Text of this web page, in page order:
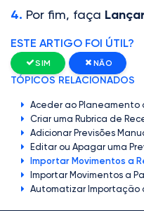
TÓPICOS RELACIONADOS
Aceder ao Planeamento
Criar uma Rubrica de
Adicionar Previsões
Editar ou Apagar uma
Importar Movimentos a
Importar Movimentos a
Automatizar Importação
4. Por fim, faça Lançar
ESTE ARTIGO FOI ÚTIL?
SIM NÃO